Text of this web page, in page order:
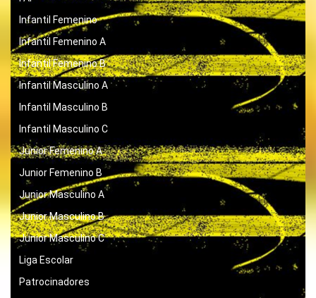
Infantil Femenino
Infantil Femenino A
Infantil Femenino B
Infantil Masculino A
Infantil Masculino B
Infantil Masculino C
Junior Femenino A
Junior Femenino B
Junior Masculino A
Junior Masculino B
Junior Masculino C
Liga Escolar
Patrocinadores